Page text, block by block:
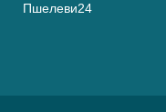
Пшелеви24